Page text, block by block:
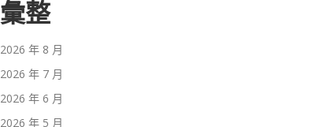
彙整
2026 年 8 月
2026 年 7 月
2026 年 6 月
2026 年 5 月